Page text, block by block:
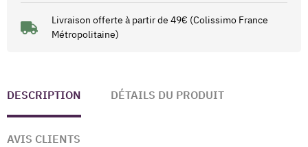
Livraison offerte à partir de 49€ (Colissimo France
Métropolitaine)
DESCRIPTION DÉTAILS DU PRODUIT
AVIS CLIENTS